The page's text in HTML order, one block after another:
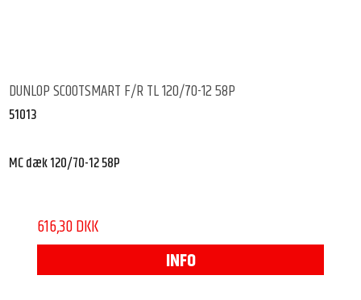
DUNLOP SCOOTSMART F/R TL 120/70-12 58P
51013
MC dæk 120/70-12 58P
616,30 DKK
INFO